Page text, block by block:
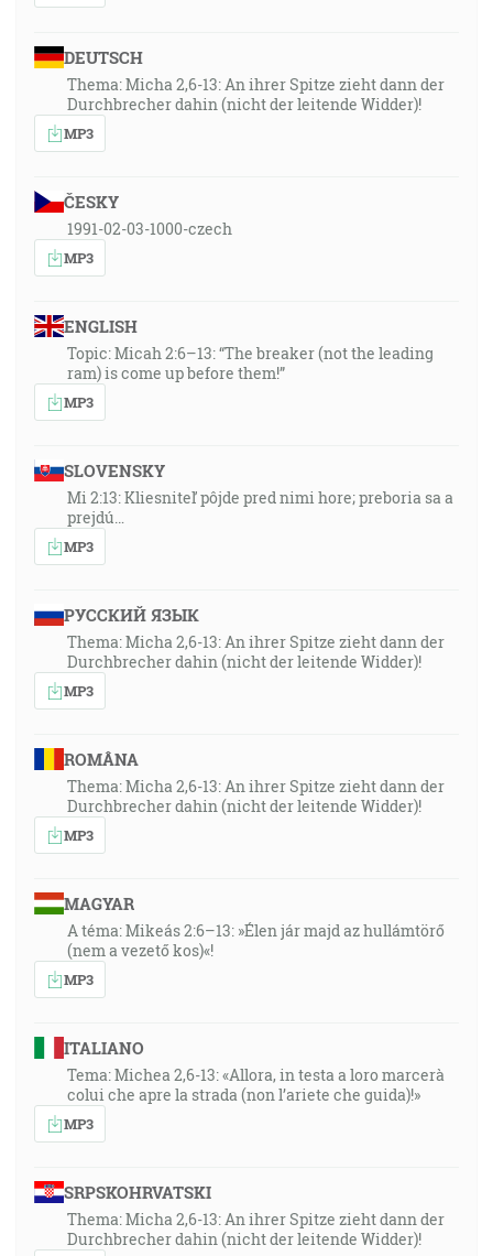
DEUTSCH
Thema: Micha 2,6-13: An ihrer Spitze zieht dann der
Durchbrecher dahin (nicht der leitende Widder)!
MP3
ČESKY
1991-02-03-1000-czech
MP3
ENGLISH
Topic: Micah 2:6–13: “The breaker (not the leading
ram) is come up before them!”
MP3
SLOVENSKY
Mi 2:13: Kliesniteľ pôjde pred nimi hore; preboria sa a
prejdú…
MP3
РУССКИЙ ЯЗЫК
Thema: Micha 2,6-13: An ihrer Spitze zieht dann der
Durchbrecher dahin (nicht der leitende Widder)!
MP3
ROMÂNA
Thema: Micha 2,6-13: An ihrer Spitze zieht dann der
Durchbrecher dahin (nicht der leitende Widder)!
MP3
MAGYAR
A téma: Mikeás 2:6–13: »Élen jár majd az hullámtörő
(nem a vezető kos)«!
MP3
ITALIANO
Tema: Michea 2,6-13: «Allora, in testa a loro marcerà
colui che apre la strada (non l’ariete che guida)!»
MP3
SRPSKOHRVATSKI
Thema: Micha 2,6-13: An ihrer Spitze zieht dann der
Durchbrecher dahin (nicht der leitende Widder)!